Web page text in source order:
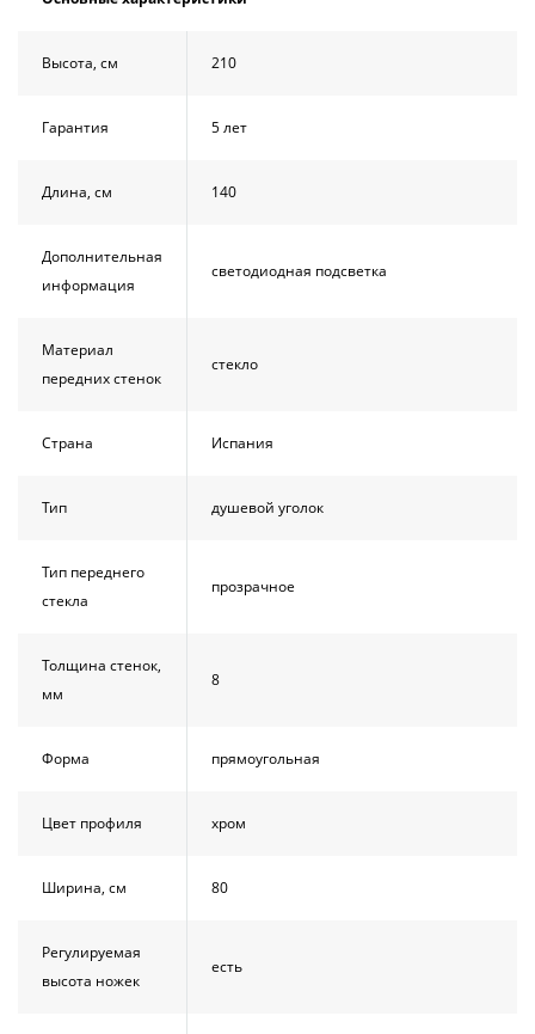
BelBagno
P-Cr без
BelBagno
P-Cr без
Высота, см 210
Гарантия 5 лет
Длина, см 140
Дополнительная
информация
светодиодная подсветка
Материал
передних стенок
стекло
Страна Испания
Тип душевой уголок
Тип переднего
стекла
прозрачное
Толщина стенок,
мм
8
Форма прямоугольная
Цвет профиля хром
Ширина, см 80
Регулируемая
высота ножек
есть